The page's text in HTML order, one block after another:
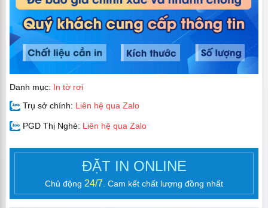
Danh mục: In tờ rơi
Trụ sở chính: Liên hệ qua Zalo
PGD Thị Nghè: Liên hệ qua Zalo
ĐẶT IN ONLINE
Chủ động 24/7 . Cam kết chất lượng đồng nhất